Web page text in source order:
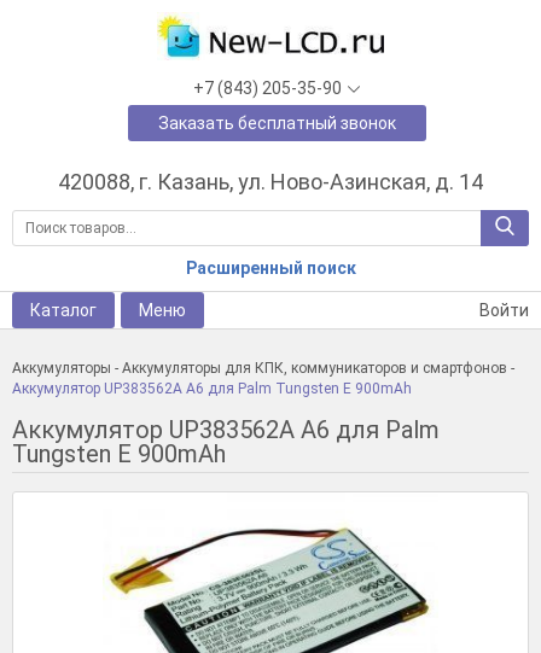
420088, г. Казань, ул. Ново-Азинская, д. 14
Расширенный поиск
+7 (843) 205-35-90
Заказать бесплатный звонок
Каталог Меню Войти
Аккумуляторы - Аккумуляторы для КПК, коммуникаторов и смартфонов -
Аккумулятор UP383562A A6 для Palm Tungsten E 900mAh
Аккумулятор UP383562A A6 для Palm
Tungsten E 900mAh